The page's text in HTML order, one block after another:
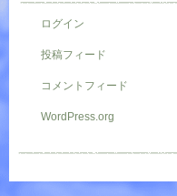
ログイン
投稿フィード
コメントフィード
WordPress.org